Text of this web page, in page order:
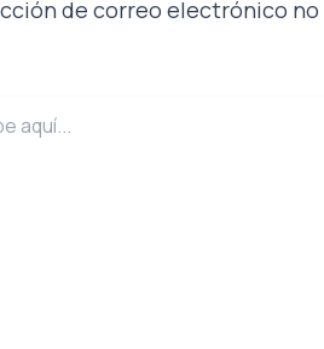
de correo electrónico no